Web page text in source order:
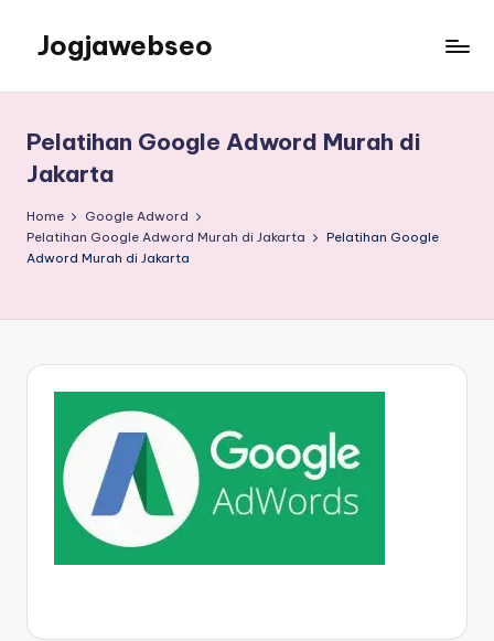
Jogjawebseo
Pelatihan Google Adword Murah di
Jakarta
Home
Google Adword
Pelatihan Google Adword Murah di Jakarta
Pelatihan Google
Adword Murah di Jakarta